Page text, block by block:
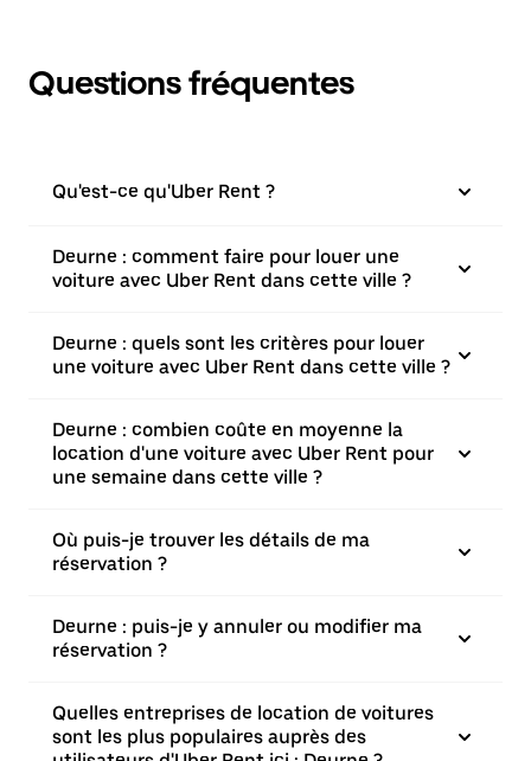
Questions fréquentes
Qu'est-ce qu'Uber Rent ?
Deurne : comment faire pour louer une
voiture avec Uber Rent dans cette ville ?
Deurne : quels sont les critères pour louer
une voiture avec Uber Rent dans cette ville ?
Deurne : combien coûte en moyenne la
location d'une voiture avec Uber Rent pour
une semaine dans cette ville ?
Où puis-je trouver les détails de ma
réservation ?
Deurne : puis-je y annuler ou modifier ma
réservation ?
Quelles entreprises de location de voitures
sont les plus populaires auprès des